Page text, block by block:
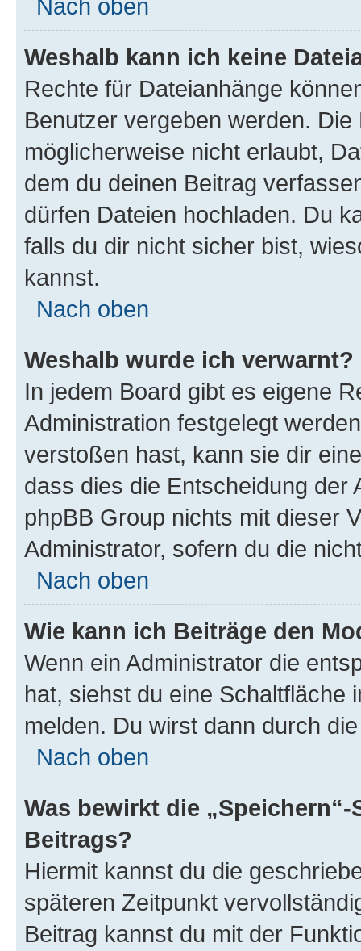
Nach oben
Weshalb kann ich keine
Rechte für Dateianhänge
Benutzer vergeben werden.
möglicherweise nicht erlaubt,
dem du deinen Beitrag
dürfen Dateien hochladen. Du
falls du dir nicht sicher bist,
kannst.
Nach oben
Weshalb wurde ich verwarnt?
In jedem Board gibt es eigene
Administration festgelegt
verstoßen hast, kann sie dir
dass dies die Entscheidung der
phpBB Group nichts mit dieser
Administrator, sofern du die
Nach oben
Wie kann ich Beiträge den
Wenn ein Administrator die
hat, siehst du eine Schaltfläche
melden. Du wirst dann durch
Nach oben
Was bewirkt die
Beitrags?
Hiermit kannst du die
späteren Zeitpunkt
Beitrag kannst du mit der